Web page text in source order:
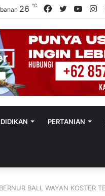
Twitter
Facebook
26℃
PERTANIAN
BALI, WAYAN KOSTER